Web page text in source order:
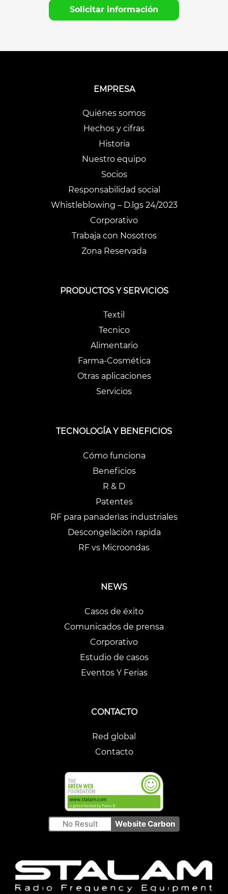
Solicitar información
EMPRESA
Quiénes somos
Hechos y cifras
Historia
Nuestro equipo
Socios
Responsabilidad social
Whistleblowing – D.lgs 24/2023
Corporativo
Trabaja con Nosotros
Zona Reservada
PRODUCTOS Y SERVICIOS
Textil
Tecnico
Alimentario
Farma-Cosmética
Otras aplicaciones
Servicios
TECNOLOGÍA Y BENEFICIOS
Cómo funciona
Beneficios
R & D
Patentes
RF para panaderìas industriales
Descongelàciòn rapida
RF vs Microondas
NEWS
Casos de éxito
Comunicados de prensa
Corporativo
Estudio de casos
Eventos Y Ferias
CONTACTO
Red global
Contacto
No Result Website Carbon